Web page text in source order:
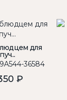
для
36584
₽